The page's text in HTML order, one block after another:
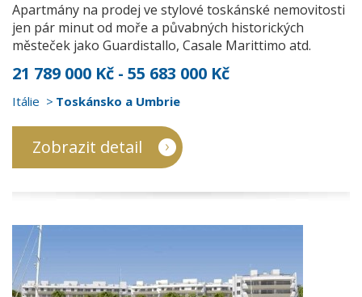
Apartmány na prodej ve stylové toskánské nemovitosti
jen pár minut od moře a půvabných historických
městeček jako Guardistallo, Casale Marittimo atd.
21 789 000 Kč - 55 683 000 Kč
Itálie Toskánsko a Umbrie
Zobrazit detail